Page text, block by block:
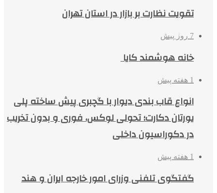
تقویت نظارت بر بازار در استان تهران
7 روز پیش
خانه هوشمند کایا
1 هفته پیش
انواع قاب بندی دیوار با گچبری پیش ساخته پلی
یورتان دکارت؛ تحولی لوکس، فوری و بدون تخریب
در دکوراسیون داخلی
1 هفته پیش
گفتگوی تلفنی وزرای امور خارجه ایران و هند